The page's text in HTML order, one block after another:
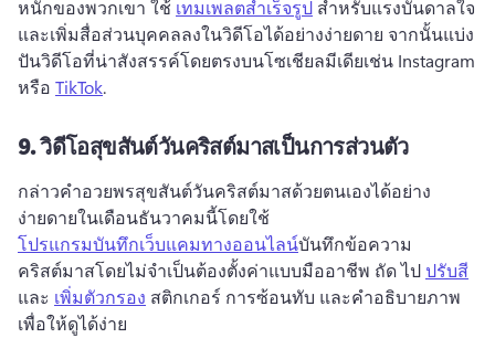
หนักของพวกเขา ใช้ เทมเพลตสําเร็จรูป สําหรับแรงบันดาลใจ
และเพิ่มสื่อส่วนบุคคลลงในวิดีโอได้อย่างง่ายดาย จากนั้นแบ่ง
ปันวิดีโอที่น่าสังสรรค์โดยตรงบนโซเชียลมีเดียเช่น Instagram
หรือ TikTok.
9.วิดีโอสุขสันต์วันคริสต์มาสเป็นการส่วนตัว
กล่าวคำอวยพรสุขสันต์วันคริสต์มาสด้วยตนเองได้อย่าง
ง่ายดายในเดือนธันวาคมนี้โดยใช้
โปรแกรมบันทึกเว็บแคมทางออนไลน์บันทึกข้อความ
คริสต์มาสโดยไม่จําเป็นต้องตั้งค่าแบบมืออาชีพ ถัด ไป ปรับสี
และ เพิ่มตัวกรอง สติกเกอร์ การซ้อนทับ และคําอธิบายภาพ
เพื่อให้ดูได้ง่าย